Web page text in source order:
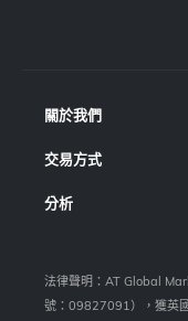
關於我們
交易方式
分析
法律聲明：AT Global
號：09827091），獲英